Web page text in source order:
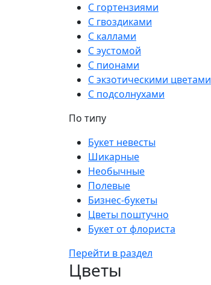
С гортензиями
С гвоздиками
С каллами
С эустомой
С пионами
С экзотическими цветами
С подсолнухами
По типу
Букет невесты
Шикарные
Необычные
Полевые
Бизнес-букеты
Цветы поштучно
Букет от флориста
Перейти в раздел
Цветы